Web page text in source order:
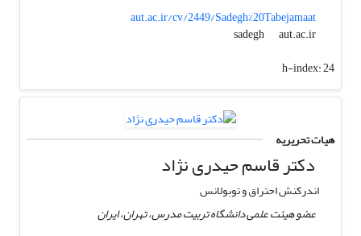
aut.ac.ir/cv/2449/Sadegh%20Tabejamaat
sadegh
aut.ac.ir
h-index:24
هیات تحریریه
دکتر قاسم حیدری نژاد
اندرکنش احتراق و توبولانس
عضو هیئت علمی دانشگاه تربیت مدرس، تهران، ایران